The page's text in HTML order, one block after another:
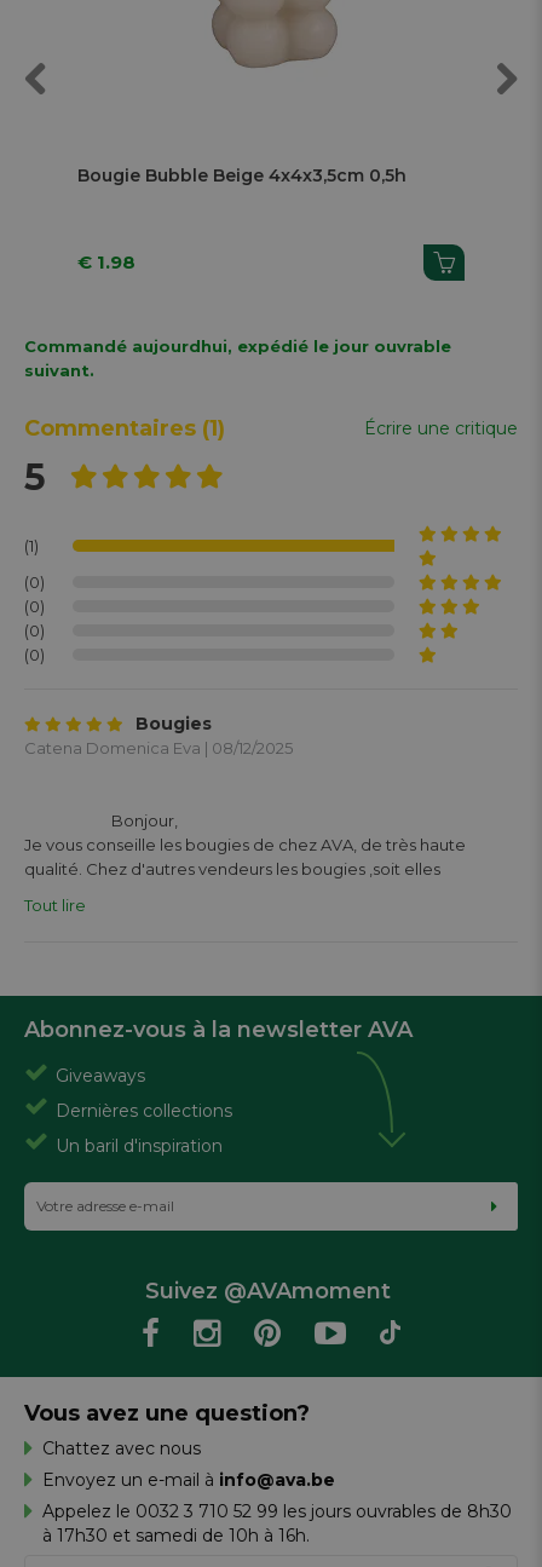
Bougie Bubble Beige 4x4x3,5cm 0,5h
€ 1.98
Commandé aujourdhui, expédié le jour ouvrable
suivant.
Commentaires (1) Écrire une critique
5
(1)
(0)
(0)
(0)
(0)
Bougies
Catena Domenica Eva | 08/12/2025
Je vous conseille les bougies de chez AVA, de très haute
qualité. Chez d'autres vendeurs les bougies ,soit elles
Chez AVA articles de qualités, tiennent même plus que l'heure
Tout lire
Abonnez-vous à la newsletter AVA
Giveaways
Dernières collections
Un baril d'inspiration
Suivez @AVAmoment
Vous avez une question?
Chattez avec nous
Envoyez un e-mail à info@ava.be
Appelez le 0032 3 710 52 99 les jours ouvrables de 8h30
à 17h30 et samedi de 10h à 16h.